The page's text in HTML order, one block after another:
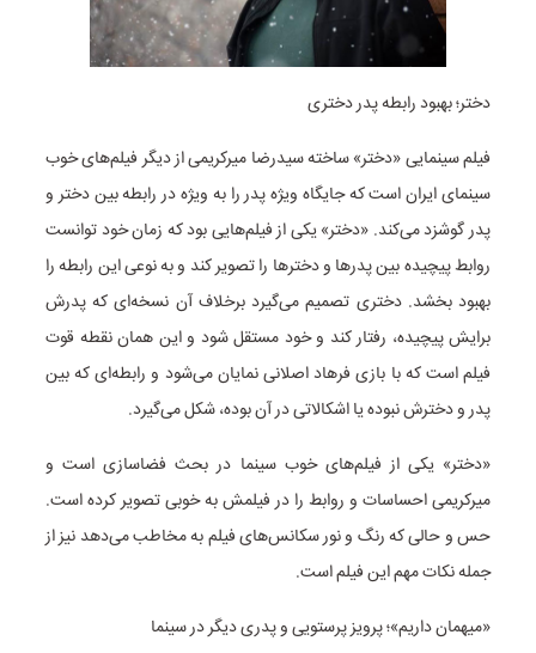
دختر؛ بهبود رابطه پدر دختری
فیلم سینمایی «دختر» ساخته سیدرضا میرکریمی از دیگر فیلم‌های خوب
سینمای ایران است که جایگاه ویژه پدر را به ویژه در رابطه بین دختر و
پدر گوشزد می‌کند. «دختر» یکی از فیلم‌هایی بود که زمان خود توانست
روابط پیچیده بین پدرها و دخترها را تصویر کند و به نوعی این رابطه را
بهبود بخشد. دختری تصمیم می‌گیرد برخلاف آن نسخه‌ای که پدرش
برایش پیچیده، رفتار کند و خود مستقل شود و این همان نقطه قوت
فیلم است که با بازی فرهاد اصلانی نمایان می‌شود و رابطه‌ای که بین
پدر و دخترش نبوده یا اشکالاتی در آن بوده، شکل می‌گیرد.
«دختر» یکی از فیلم‌های خوب سینما در بحث فضاسازی است و
میرکریمی احساسات و روابط را در فیلمش به خوبی تصویر کرده است.
حس و حالی که رنگ و نور سکانس‌های فیلم به مخاطب می‌دهد نیز از
جمله نکات مهم این فیلم است.
«میهمان داریم»؛ پرویز پرستویی و پدری دیگر در سینما